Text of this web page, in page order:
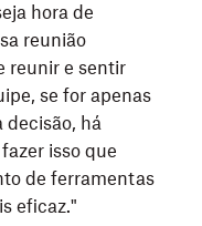
hora de
reunião
reunir e sentir
se for apenas
decisão, há
isso que
de ferramentas
eficaz."